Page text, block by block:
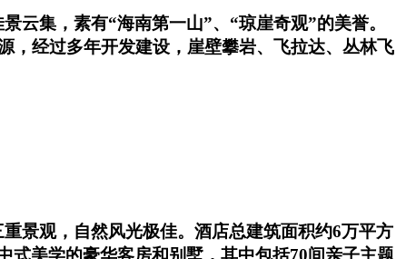
云集，素有“海南第一山”、“琼崖奇观”的美誉。
，经过多年开发建设，崖壁攀岩、飞拉达、丛林飞
景观，自然风光极佳。酒店总建筑面积约6万平方